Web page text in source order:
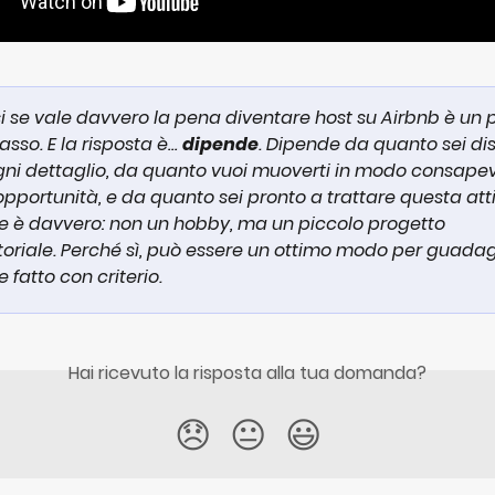
se vale davvero la pena diventare host su Airbnb è un
E la risposta è… dipende. Dipende da quanto sei
dettaglio, da quanto vuoi muoverti in modo
e da quanto sei pronto a trattare questa
è davvero: non un hobby, ma un piccolo progetto
Perché sì, può essere un ottimo modo per
fatto con criterio.
Hai ricevuto la risposta alla tua domanda?
😞 😐 😃